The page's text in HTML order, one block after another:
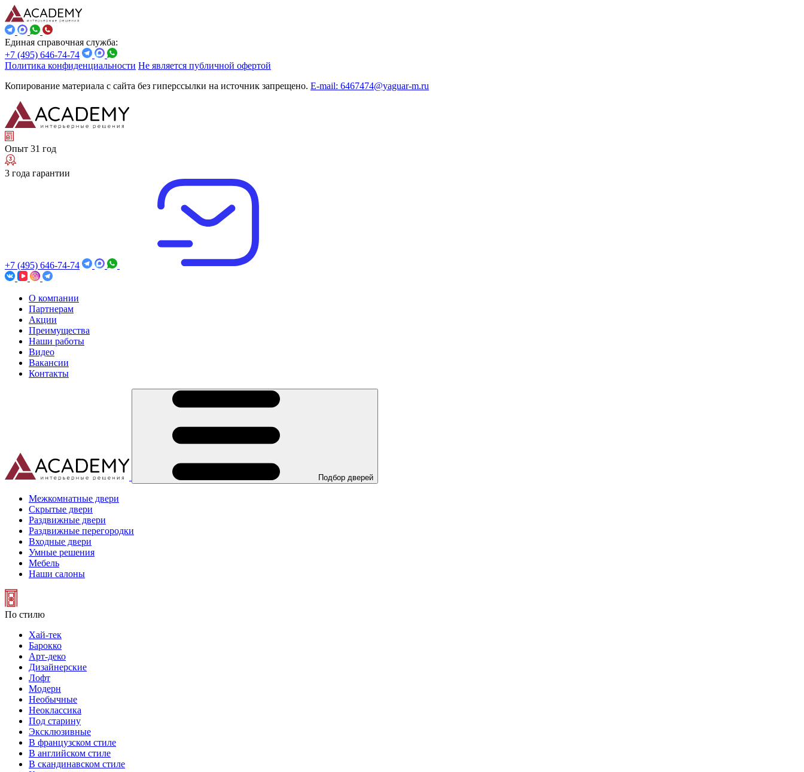
Единая справочная служба:
+7 (495) 646-74-74
Политика конфиденциальности Не является публичной офертой
Копирование материала с сайта без гиперссылки на источник запрещено. E-mail: 6467474@yaguar-m.ru
Опыт 31 год
3 года гарантии
+7 (495) 646-74-74
О компании
Партнерам
Акции
Преимущества
Наши работы
Видео
Вакансии
Контакты
Подбор дверей
Межкомнатные двери
Скрытые двери
Раздвижные двери
Раздвижные перегородки
Входные двери
Умные решения
Мебель
Наши салоны
По стилю
Хай-тек
Барокко
Арт-деко
Дизайнерские
Лофт
Модерн
Необычные
Неоклассика
Под старину
Эксклюзивные
В французском стиле
В английском стиле
В скандинавском стиле